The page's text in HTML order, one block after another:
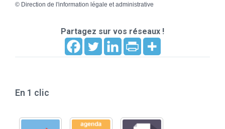
© Direction de l'information légale et administrative
Partagez sur vos réseaux !
En 1 clic